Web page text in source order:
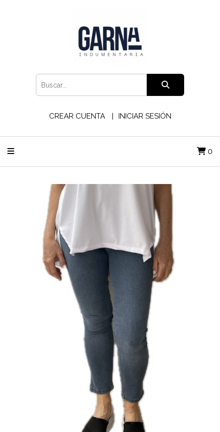
CREAR CUENTA INICIAR SESIÓN
0